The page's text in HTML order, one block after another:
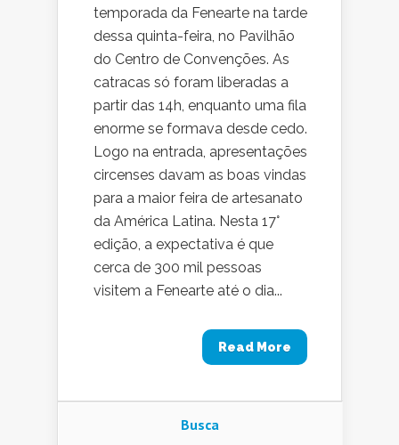
temporada da Fenearte na tarde
dessa quinta-feira, no Pavilhão
do Centro de Convenções. As
catracas só foram liberadas a
partir das 14h, enquanto uma fila
enorme se formava desde cedo.
Logo na entrada, apresentações
circenses davam as boas vindas
para a maior feira de artesanato
da América Latina. Nesta 17°
edição, a expectativa é que
cerca de 300 mil pessoas
visitem a Fenearte até o dia...
Read More
Busca